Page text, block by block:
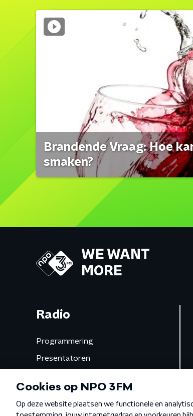
Brandende Vraag: Hoe
smaken?
WE WANT
MORE
Radio
Programmering
Presentatoren
Gemist